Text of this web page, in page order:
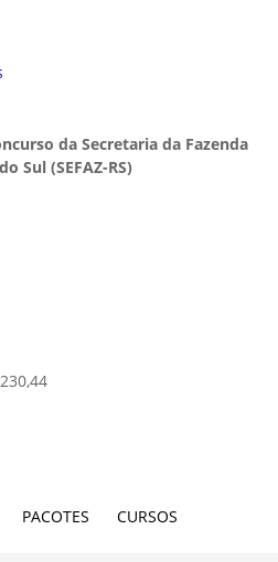
da Secretaria da Fazenda
Sul (SEFAZ-RS)
PACOTES CURSOS